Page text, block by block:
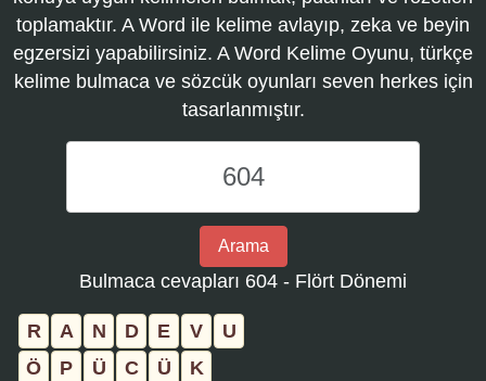
toplamaktır. A Word ile kelime avlayıp, zeka ve beyin
egzersizi yapabilirsiniz. A Word Kelime Oyunu, türkçe
kelime bulmaca ve sözcük oyunları seven herkes için
tasarlanmıştır.
Word
Kelime
Oyunu
bulmaca
girin
ve
Arama
Bulmaca cevapları 604 - Flört Dönemi
R A N D E V
U
Ö
P Ü C Ü
K